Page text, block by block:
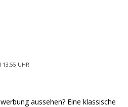
13:55 UHR
aussehen? Eine klassische